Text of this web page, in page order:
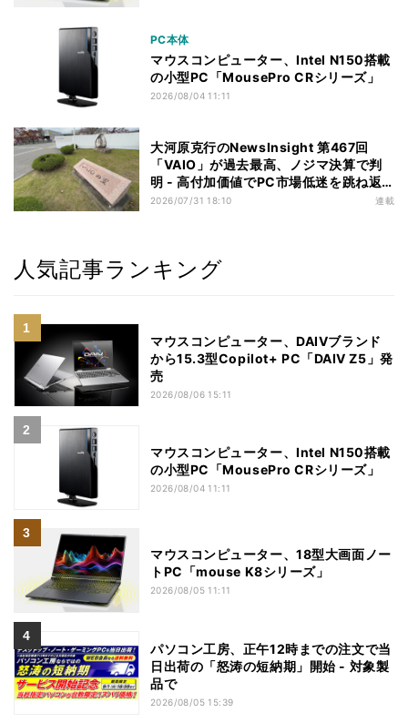
PC本体
マウスコンピューター、Intel N150搭載
の小型PC「MousePro CRシリーズ」
2026/08/04 11:11
大河原克行のNewsInsight 第467回
「VAIO」が過去最高、ノジマ決算で判
明 - 高付加価値でPC市場低迷を跳ね返
す
2026/07/31 18:10 連載
人気記事ランキング
マウスコンピューター、DAIVブランド
から15.3型Copilot+ PC「DAIV Z5」発
売
2026/08/06 15:11
マウスコンピューター、Intel N150搭載
の小型PC「MousePro CRシリーズ」
2026/08/04 11:11
マウスコンピューター、18型大画面ノー
トPC「mouse K8シリーズ」
2026/08/05 11:11
パソコン工房、正午12時までの注文で当
日出荷の「怒涛の短納期」開始 - 対象製
品で
2026/08/05 15:39